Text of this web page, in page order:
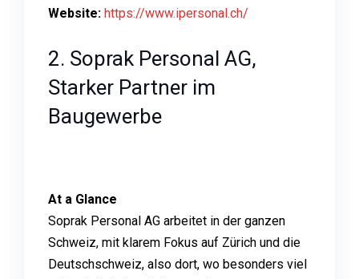
Website: https://www.ipersonal.ch/
2. Soprak Personal AG,
Starker Partner im
Baugewerbe
At a Glance
Soprak Personal AG arbeitet in der ganzen
Schweiz, mit klarem Fokus auf Zürich und die
Deutschschweiz, also dort, wo besonders viel